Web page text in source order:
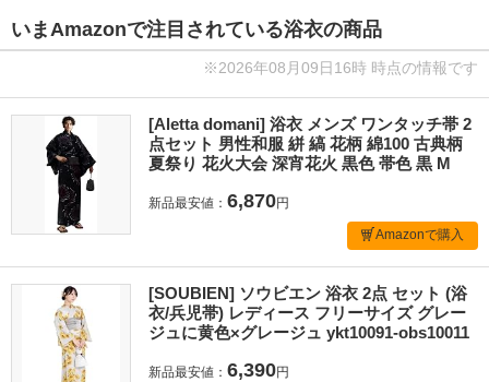
いまAmazonで注目されている浴衣の商品
※2026年08月09日16時 時点の情報です
[Aletta domani] 浴衣 メンズ ワンタッチ帯 2
点セット 男性和服 絣 縞 花柄 綿100 古典柄
夏祭り 花火大会 深宵花火 黒色 帯色 黒 M
新品最安値： 6,870円
Amazonで購入
[SOUBIEN] ソウビエン 浴衣 2点 セット (浴
衣/兵児帯) レディース フリーサイズ グレー
ジュに黄色×グレージュ ykt10091-obs10011
新品最安値： 6,390円